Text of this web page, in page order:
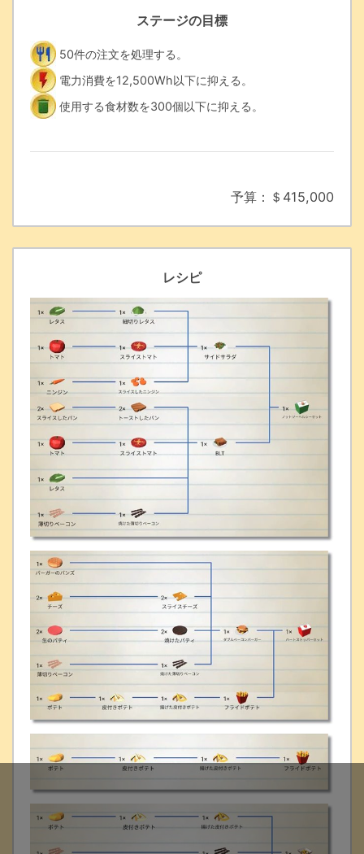
ステージの目標
50件の注文を処理する。
電力消費を12,500Wh以下に抑える。
使用する食材数を300個以下に抑える。
予算：＄415,000
レシピ